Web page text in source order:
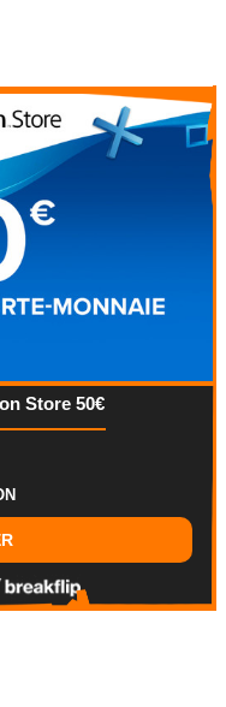
Store 50€